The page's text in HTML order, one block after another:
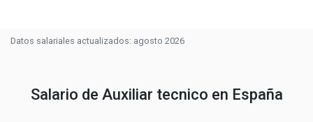
Datos salariales actualizados: agosto 2026
Salario de Auxiliar tecnico en España